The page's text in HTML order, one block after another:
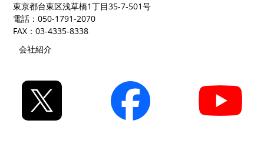
東京都台東区浅草橋1丁目35-7-501号
電話：050-1791-2070
FAX：03-4335-8338
会社紹介